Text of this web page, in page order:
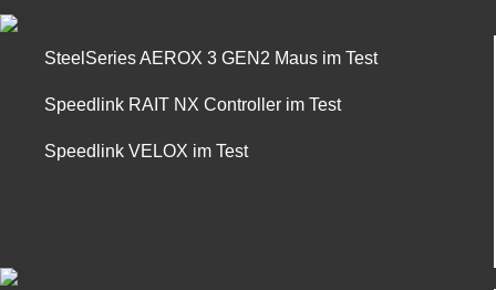
SteelSeries AEROX 3 GEN2 Maus im Test
Speedlink RAIT NX Controller im Test
Speedlink VELOX im Test